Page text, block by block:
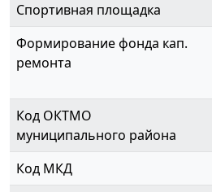
Спортивная площадка
Формирование фонда кап.
ремонта
Код ОКТМО
муниципального района
Код МКД